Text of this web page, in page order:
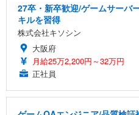
27卒・新卒歓迎/ゲームサーバ
キルを習得
株式会社キソシン
大阪府
月給25万2,200円～32万円
正社員